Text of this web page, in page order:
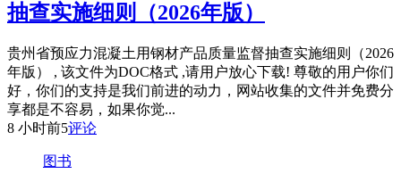
抽查实施细则（2026年版）
贵州省预应力混凝土用钢材产品质量监督抽查实施细则（2026
年版） , 该文件为DOC格式 ,请用户放心下载! 尊敬的用户你们
好，你们的支持是我们前进的动力，网站收集的文件并免费分
享都是不容易，如果你觉...
8 小时前5评论
图书